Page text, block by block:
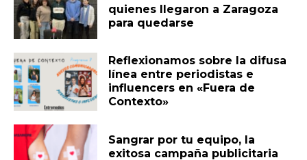
quienes llegaron a Zaragoza
para quedarse
Reflexionamos sobre la difusa
línea entre periodistas e
influencers en «Fuera de
Contexto»
Sangrar por tu equipo, la
exitosa campaña publicitaria